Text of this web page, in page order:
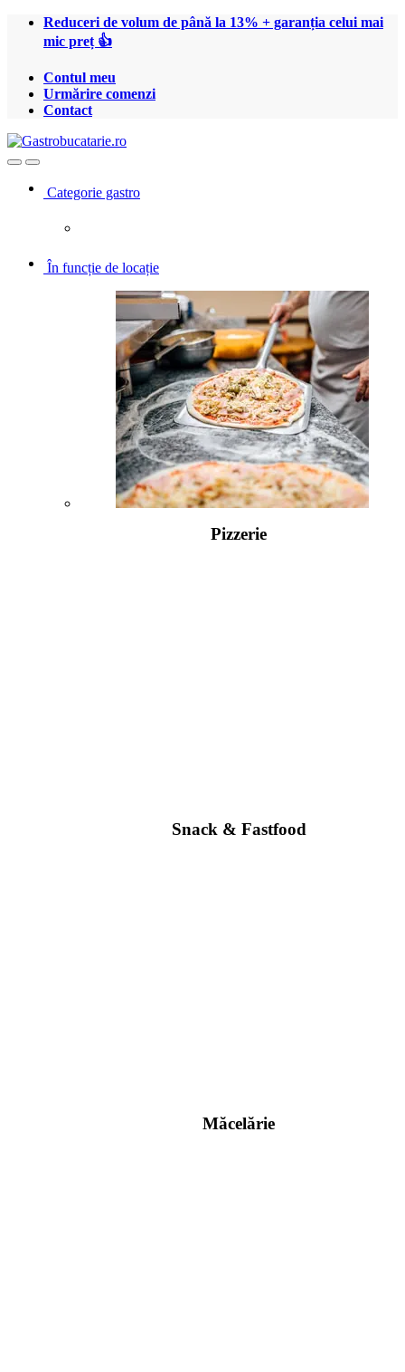
Treci
Treci
Reduceri de volum de până la 13% + garanția celui mai
mic preț 👍
Contul meu
Urmărire comenzi
Contact
OpenClose
Categorie gastro
În funcție de locație
Pizzerie
Snack & Fastfood
Măcelărie